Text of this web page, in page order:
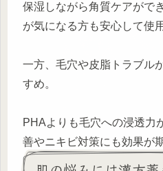
保湿しながら角質ケアがで
が気になる方も安心して使
一方、毛穴や皮脂トラブル
すめ。
PHAよりも毛穴への浸透力
善やニキビ対策にも効果が